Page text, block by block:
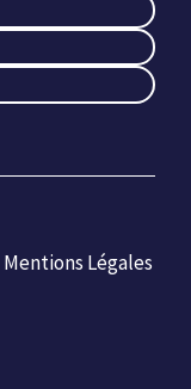
Mentions Légales